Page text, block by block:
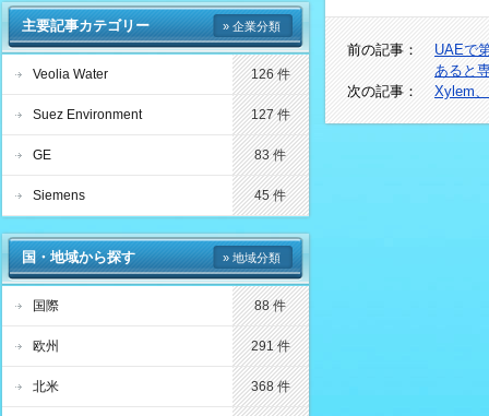
前の記事：
UAEで
あると
次の記事：
Xylem
主要記事カテゴリー » 企業分類
Veolia Water 126 件
Suez Environment 127 件
GE 83 件
Siemens 45 件
国・地域から探す » 地域分類
国際 88 件
欧州 291 件
北米 368 件